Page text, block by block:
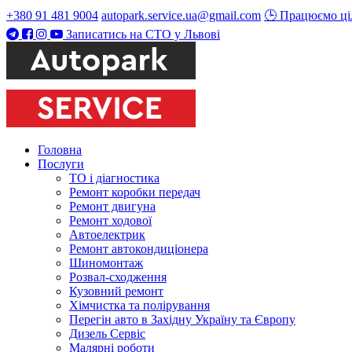
+380 91 481 9004 autopark.service.ua@gmail.com 🕒 Працюємо
Записатись на СТО у Львові
Головна
Послуги
ТО і діагностика
Ремонт коробки передач
Ремонт двигуна
Ремонт ходової
Автоелектрик
Ремонт автокондиціонера
Шиномонтаж
Розвал-сходження
Кузовний ремонт
Хімчистка та полірування
Перегін авто в Західну Україну та Європу
Дизель Сервіс
Малярні роботи